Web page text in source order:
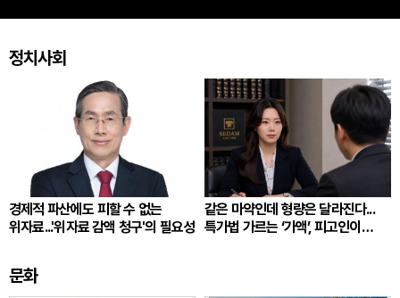
정치사회
경제적 파산에도 피할 수 없는
위자료...'위자료 감액 청구'의 필요성
같은 마약인데 형량은 달라진다...
특가법 가르는 ‘가액’, 피고인이
문화